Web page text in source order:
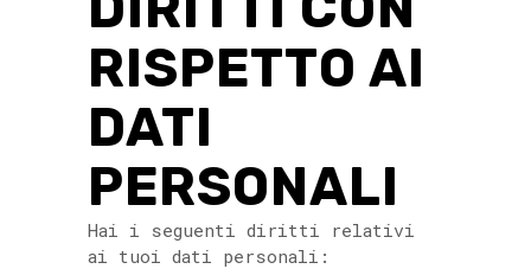
RISPETTO AI
DATI
PERSONALI
Hai i seguenti diritti relativi
ai tuoi dati personali: